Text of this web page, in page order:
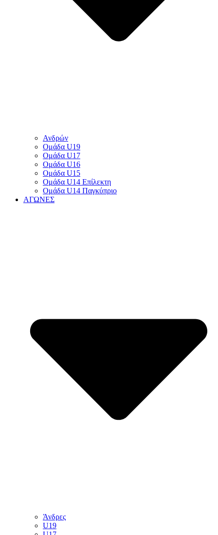
Ανδρών
Ομάδα U19
Ομάδα U17
Ομάδα U16
Ομάδα U15
Ομάδα U14 Επίλεκτη
Ομάδα U14 Παγκύπριο
ΑΓΩΝΕΣ
Άνδρες
U19